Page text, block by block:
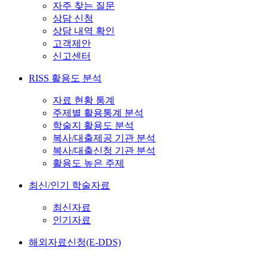
자주 찾는 질문
상담 신청
상담 내역 확인
고객제안
신고센터
RISS 활용도 분석
자료 현황 통계
주제별 활용통계 분석
학술지 활용도 분석
복사/대출제공 기관 분석
복사/대출신청 기관 분석
활용도 높은 주제
최신/인기 학술자료
최신자료
인기자료
해외자료신청(E-DDS)